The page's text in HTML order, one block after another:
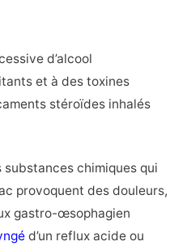
d’alcool
et à des toxines
stéroïdes inhalés
substances chimiques qui
provoquent des douleurs,
gastro-œsophagien
d’un reflux acide ou